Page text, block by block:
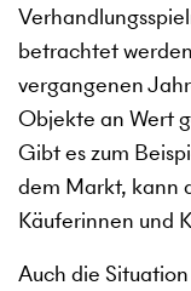
betrachtet
vergangenen
Objekte an Wert
Gibt es zum
dem Markt, kann
Käuferinnen und
Auch die